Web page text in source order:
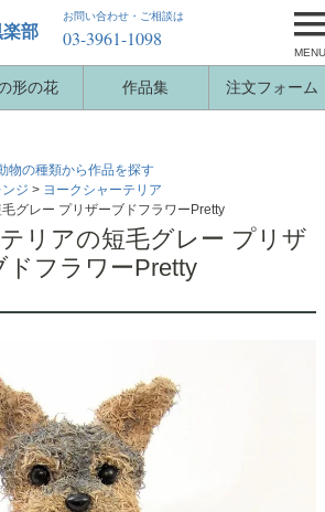
形の花 作品集 注文フォーム
部
お問い合わせ・ご相談は
03-3961-1098
MENU
物の種類から作品を探す
ジ
ヨークシャーテリア
グレー プリザーブドフラワーPretty
リアの短毛グレー プリザ
ドフラワーPretty